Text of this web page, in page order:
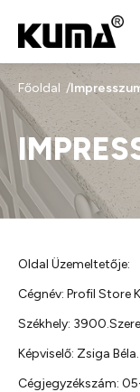
Főoldal
Oldal Üzemeltetője:
Cégnév: Profil Store
Székhely:
Képviselő: Zsiga Béla.
Cégjegyzékszám: